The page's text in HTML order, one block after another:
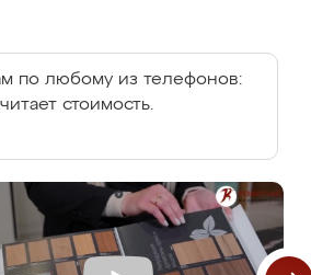
по любому из телефонов:
стоимость.